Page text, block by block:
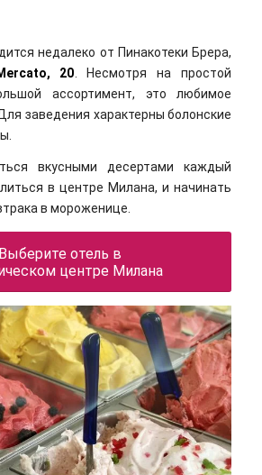
недалеко от Пинакотеки Брера,
20 . Несмотря на простой
ассортимент, это любимое
заведения характерны болонские
вкусными десертами каждый
в центре Милана, и начинать
в мороженице.
Выберите отель в
центре Милана